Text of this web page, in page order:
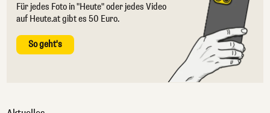
Für jedes Foto in "Heute" oder jedes Video
auf Heute.at gibt es 50 Euro.
So geht's